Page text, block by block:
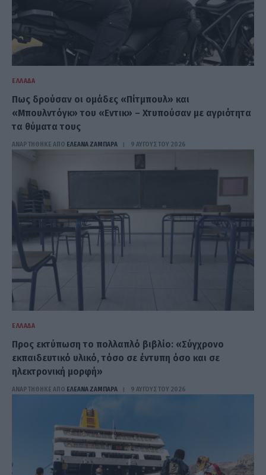
ΕΛΛΆΔΑ
Πως δρούσαν οι ομάδες «Πίτμπουλ» και
«Μπουλντόγκ» του «Εντικ» – Χτυπούσαν με αγριότητα
τα θύματα τους
ΑΝΑΡΤΗΘΗΚΕ ΑΠΟ ΕΛΕΑΝΑ ΖΑΜΠΑΡΑ 9 ΑΥΓΟΎΣΤΟΥ 2026
ΕΛΛΆΔΑ
Προς εκτύπωση το πολλαπλό βιβλίο: «Σύγχρονο
εκπαιδευτικό υλικό, τόσο σε έντυπη όσο και σε
ηλεκτρονική μορφή»
ΑΝΑΡΤΗΘΗΚΕ ΑΠΟ ΕΛΕΑΝΑ ΖΑΜΠΑΡΑ 9 ΑΥΓΟΎΣΤΟΥ 2026